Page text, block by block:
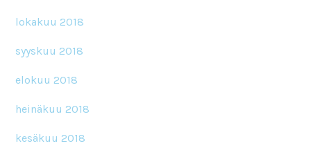
lokakuu 2018
syyskuu 2018
elokuu 2018
heinäkuu 2018
kesäkuu 2018